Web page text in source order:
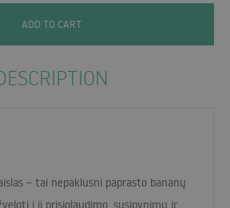
ADD TO CART
– tai nepaklusni paprasto bananų
į jį prisiglaudimo, susipynimų ir